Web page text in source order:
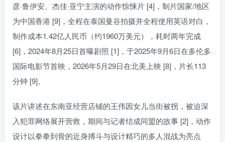
彦·鲁伊安、杰佳·亚宁主演的动作惊悚片 [4]，制片国家/地区
为中国香港 [9]，全程在泰国曼谷拍摄并全程使用英语对白，
制作成本1.42亿人民币（约1960万美元），耗时两年完成
[6]，2024年8月25日首曝剧照 [1]，于2025年9月6日在多伦多
国际电影节首映，2026年5月29日在北美上映 [8]，片长113
分钟 [9]。
该片讲述在东南亚经营店铺的王伟因女儿当街被拐，被迫深
入犯罪网络展开营救，期间与记者结成同盟的故事 [2]，动作
设计以拳拳到骨的近身搏斗与设计精巧的多人混战为亮点